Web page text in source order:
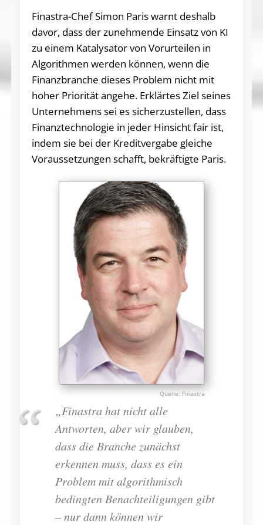
Finastra-Chef Simon Paris warnt deshalb
davor, dass der zunehmende Einsatz von KI
zu einem Katalysator von Vorurteilen in
Algorithmen werden können, wenn die
Finanzbranche dieses Problem nicht mit
hoher Priorität angehe. Erklärtes Ziel seines
Unternehmens sei es sicherzustellen, dass
Finanztechnologie in jeder Hinsicht fair ist,
indem sie bei der Kreditvergabe gleiche
Voraussetzungen schafft, bekräftigte Paris.
Finastra
„Finastra hat nicht alle
Antworten, aber wir glauben,
dass die Branche zunächst
erkennen muss, dass es ein
Problem mit algorithmisch
bedingten Benachteiligungen gibt
– nur dann können wir